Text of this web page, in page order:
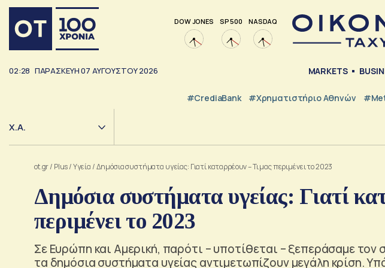
DOW JONES SP 500 NASDAQ
02:28 ΠΑΡΑΣΚΕΥΗ07 ΑΥΓΟΥΣΤΟΥ2026 MARKETS
#CrediaBank #Χρηματιστήριο Αθηνών
Χ.Α.
ot.gr/ Plus/Υγεία /Δημόσια συστήματα υγείας: Γιατί καταρρέουν – Τι μας περιμένει το 2023
Δημόσια συστήματα υγείας: Γιατί
περιμένει το 2023
Σε Ευρώπη και Αμερική, παρότι – υποτίθεται – ξεπεράσαμε τον
τα δημόσια συστήματα υγείας αντιμετωπίζουν μεγάλη κρίση.